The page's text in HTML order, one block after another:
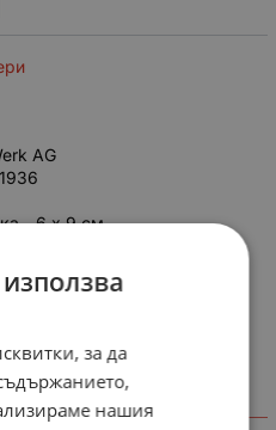
AG
- 6 x 9 см
лещи - 1:11
камери в
за да
нашия